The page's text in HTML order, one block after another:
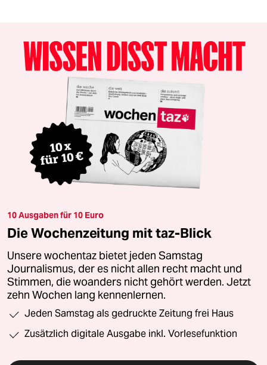
10 Ausgaben für 10 Euro
Die Wochenzeitung mit taz-Blick
Unsere wochentaz bietet jeden Samstag
Journalismus, der es nicht allen recht macht und
Stimmen, die woanders nicht gehört werden. Jetzt
zehn Wochen lang kennenlernen.
Jeden Samstag als gedruckte Zeitung frei Haus
Zusätzlich digitale Ausgabe inkl. Vorlesefunktion